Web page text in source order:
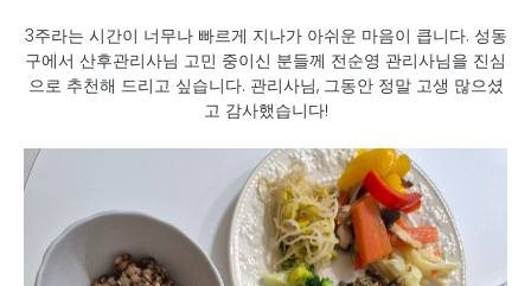
​3주라는 시간이 너무나 빠르게 지나가 아쉬운 마음이 큽니다. 성동
구에서 산후관리사님 고민 중이신 분들께 전순영 관리사님을 진심
으로 추천해 드리고 싶습니다. 관리사님, 그동안 정말 고생 많으셨
고 감사했습니다!